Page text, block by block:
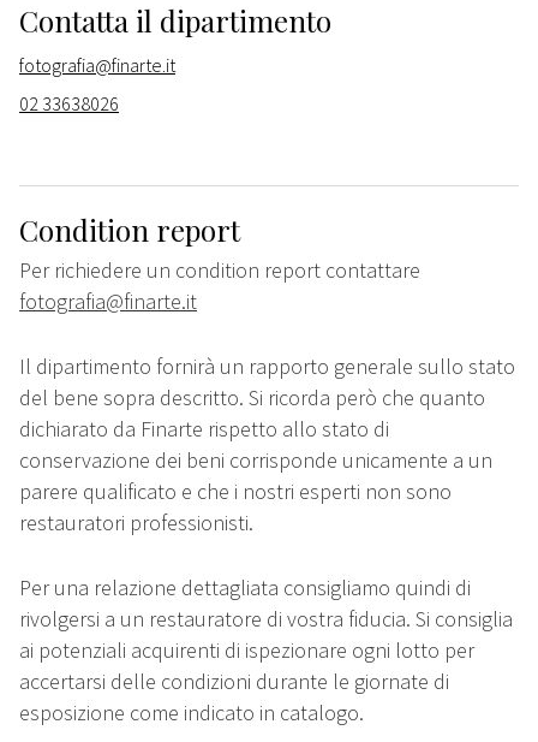
Contatta il dipartimento
fotografia@finarte.it
02 33638026
Condition report
Per richiedere un condition report contattare
fotografia@finarte.it
Il dipartimento fornirà un rapporto generale sullo stato
del bene sopra descritto. Si ricorda però che quanto
dichiarato da Finarte rispetto allo stato di
conservazione dei beni corrisponde unicamente a un
parere qualificato e che i nostri esperti non sono
restauratori professionisti.
Per una relazione dettagliata consigliamo quindi di
rivolgersi a un restauratore di vostra fiducia. Si consiglia
ai potenziali acquirenti di ispezionare ogni lotto per
accertarsi delle condizioni durante le giornate di
esposizione come indicato in catalogo.